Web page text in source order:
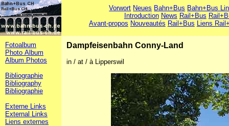
Vorwort Neues Bahn+Bus Bahn+Bus
Introduction News Rail+Bus
Avant-propos Nouveautés Rail+Bus Liens
Fotoalbum
Photo Album
Album Photos
Bibliographie
Bibliography
Bibliographie
Externe Links
External Links
Liens externes
Dampfeisenbahn Conny-Land
in / at / à Lipperswil